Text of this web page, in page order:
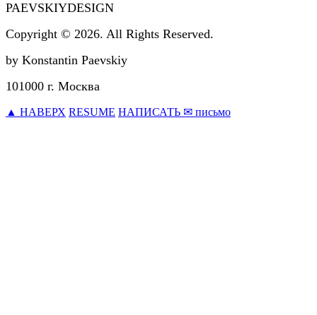
PAEVSKIYDESIGN
Copyright © 2026. All Rights Reserved.
by Konstantin Paevskiy
101000 г. Москва
▲ НАВЕРХ RESUME НАПИСАТЬ ✉ письмо